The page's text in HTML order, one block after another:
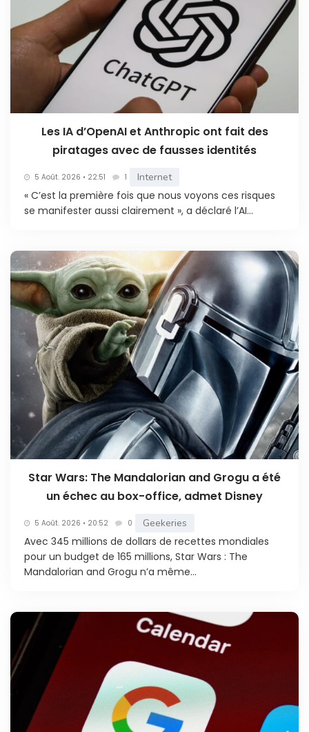
Les IA d’OpenAI et Anthropic ont fait des
piratages avec de fausses identités
5 Août. 2026 • 22:51 1 Internet
« C’est la première fois que nous voyons ces risques
se manifester aussi clairement », a déclaré l’AI...
Star Wars: The Mandalorian and Grogu a été
un échec au box-office, admet Disney
5 Août. 2026 • 20:52 0 Geekeries
Avec 345 millions de dollars de recettes mondiales
pour un budget de 165 millions, Star Wars : The
Mandalorian and Grogu n’a même...